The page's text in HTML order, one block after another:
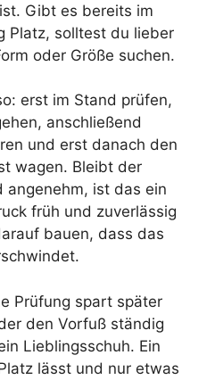
Gibt es bereits im
Platz, solltest du lieber
oder Größe suchen.
erst im Stand prüfen,
anschließend
und erst danach den
wagen. Bleibt der
angenehm, ist das ein
früh und zuverlässig
bauen, dass das
Prüfung spart später
den Vorfuß ständig
Lieblingsschuh. Ein
lässt und nur etwas